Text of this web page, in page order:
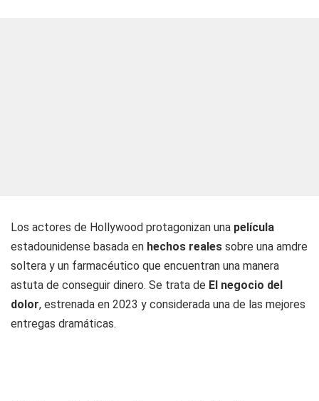
Los actores de Hollywood protagonizan una película
estadounidense basada en hechos reales sobre una amdre
soltera y un farmacéutico que encuentran una manera
astuta de conseguir dinero. Se trata de El negocio del
dolor, estrenada en 2023 y considerada una de las mejores
entregas dramáticas.